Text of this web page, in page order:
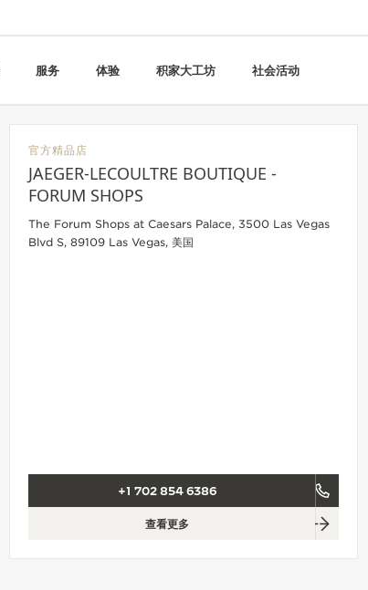
服务 体验 积家大工坊 社会活动
官方精品店
JAEGER-LECOULTRE BOUTIQUE -
FORUM SHOPS
The Forum Shops at Caesars Palace, 3500 Las Vegas
Blvd S, 89109 Las Vegas, 美国
+1 702 854 6386
查看更多